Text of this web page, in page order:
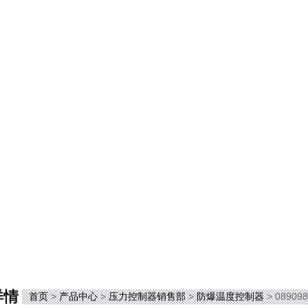
情 首页>产品中心>压力控制器销售部>防爆温度控制器>